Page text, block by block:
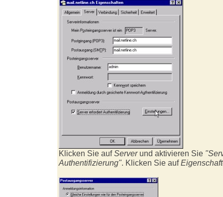
Klicken Sie aufServerund aktivieren Sie
Authentifizierung". Klicken Sie auf